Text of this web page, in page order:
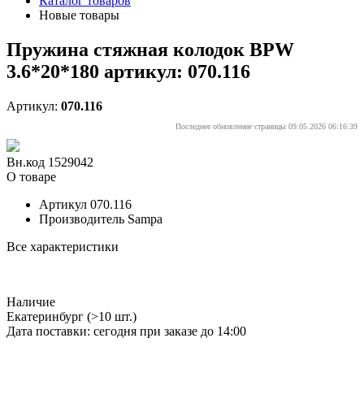
Новые товары
Пружина стяжная колодок BPW
3.6*20*180 артикул: 070.116
Артикул: 070.116
Последнее обновление страницы 09.05.2026 06:16:39
Вн.код 1529042
О товаре
Артикул 070.116
Производитель Sampa
Все характеристики
Наличие
Екатеринбург (>10 шт.)
Дата поставки: сегодня при заказе до 14:00